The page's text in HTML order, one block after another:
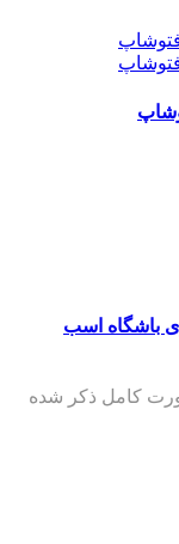
باشگاه اسب
کامل ذکر شده